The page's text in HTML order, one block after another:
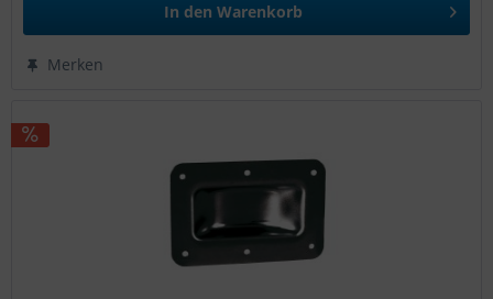
In den Warenkorb
Merken